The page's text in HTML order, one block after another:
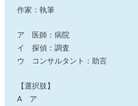
作家：執筆
ア 医師：病院
イ 探偵：調査
ウ コンサルタント：助言
【選択肢】
A ア